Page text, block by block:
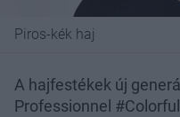
Piros-kék haj
A hajfestékek új
Professionnel